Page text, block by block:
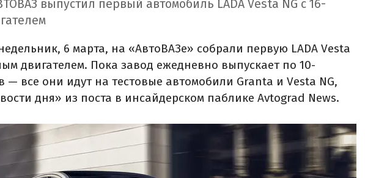
выпустил первый автомобиль LADA Vesta NG с 16-
6 марта, на «АвтоВАЗе» собрали первую LADA Vesta
двигателем. Пока завод ежедневно выпускает по 10-
— все они идут на тестовые автомобили Granta и Vesta NG,
дня» из поста в инсайдерском паблике Avtograd News.